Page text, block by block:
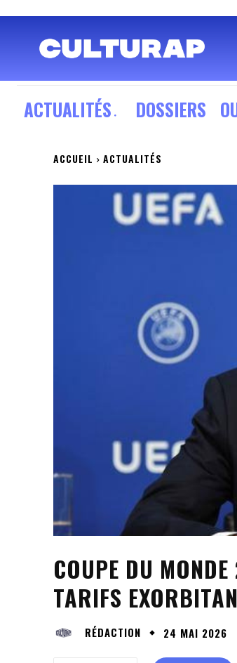
ACTUALITÉS DOSSIERS
ACCUEIL ACTUALITÉS
COUPE DU
TARIFS
RÉDACTION 24 MAI 2026